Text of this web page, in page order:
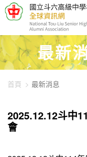
448-1909
最新
首頁 最新消息
2025.12.12斗中
會